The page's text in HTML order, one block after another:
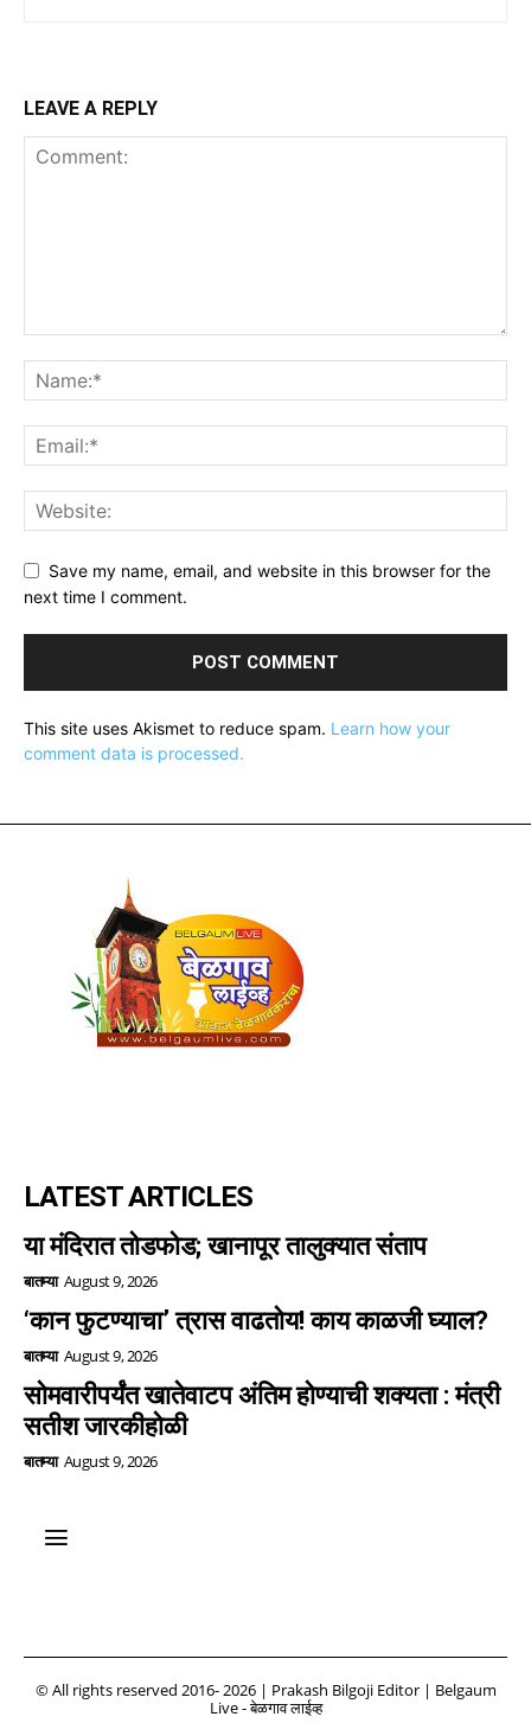
LEAVE A REPLY
Save my name, email, and website in this browser for the
next time I comment.
This site uses Akismet to reduce spam. Learn how your
comment data is processed.
LATEST ARTICLES
या मंदिरात तोडफोड; खानापूर तालुक्यात संताप
बातम्या August 9, 2026
‘कान फुटण्याचा’ त्रास वाढतोय! काय काळजी घ्याल?
बातम्या August 9, 2026
सोमवारीपर्यंत खातेवाटप अंतिम होण्याची शक्यता : मंत्री
सतीश जारकीहोळी
बातम्या August 9, 2026
© All rights reserved 2016- 2026 | Prakash Bilgoji Editor | Belgaum
Live - बेळगाव लाईव्ह